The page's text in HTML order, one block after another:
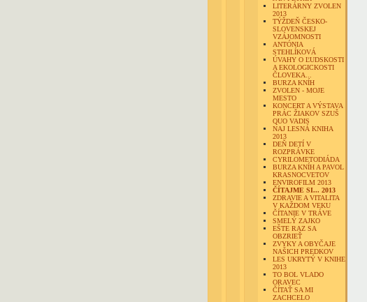
LITERÁRNY ZVOLEN
2013
TÝŽDEŇ ČESKO-
SLOVENSKEJ
VZÁJOMNOSTI
ANTÓNIA
STEHLÍKOVÁ
ÚVAHY O ĽUDSKOSTI
A EKOLOGICKOSTI
ČLOVEKA...
BURZA KNÍH
ZVOLEN - MOJE
MESTO
KONCERT A VÝSTAVA
PRÁC ŽIAKOV SZUŠ
QUO VADIS
NAJ LESNÁ KNIHA
2013
DEŇ DETÍ V
ROZPRÁVKE
CYRILOMETODIÁDA
BURZA KNÍH A PAVOL
KRASNOCVETOV
ENVIROFILM 2013
ČÍTAJME SI... 2013
ZDRAVIE A VITALITA
V KAŽDOM VEKU
ČÍTANIE V TRÁVE
SMELÝ ZAJKO
EŠTE RAZ SA
OBZRIEŤ
ZVYKY A OBYČAJE
NAŠICH PREDKOV
LES UKRYTÝ V KNIHE
2013
TO BOL VLADO
ORAVEC
ČÍTAŤ SA MI
ZACHCELO